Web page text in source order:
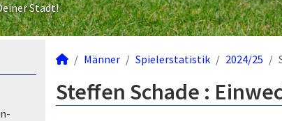
Stadt!
Männer Spielerstatistik 2024/25
Steffen Schade :